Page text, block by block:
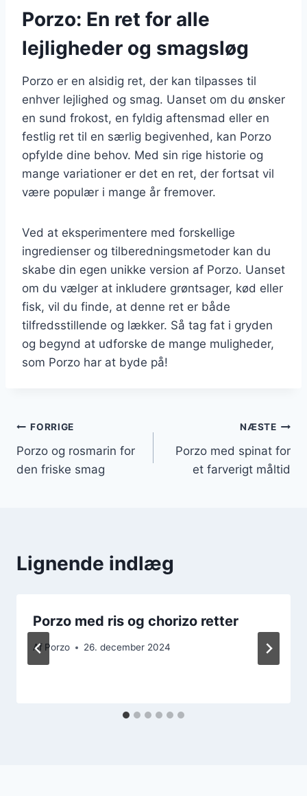
Porzo: En ret for alle
lejligheder og smagsløg
Porzo er en alsidig ret, der kan tilpasses til
enhver lejlighed og smag. Uanset om du ønsker
en sund frokost, en fyldig aftensmad eller en
festlig ret til en særlig begivenhed, kan Porzo
opfylde dine behov. Med sin rige historie og
mange variationer er det en ret, der fortsat vil
være populær i mange år fremover.
Ved at eksperimentere med forskellige
ingredienser og tilberedningsmetoder kan du
skabe din egen unikke version af Porzo. Uanset
om du vælger at inkludere grøntsager, kød eller
fisk, vil du finde, at denne ret er både
tilfredsstillende og lækker. Så tag fat i gryden
og begynd at udforske de mange muligheder,
som Porzo har at byde på!
Indlægsnavigation
FORRIGE
Porzo og rosmarin for
den friske smag
NÆSTE
Porzo med spinat for
et farverigt måltid
Lignende indlæg
Porzo med ris og chorizo retter
Af Porzo 26. december 2024